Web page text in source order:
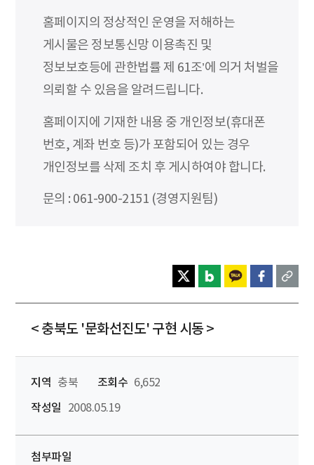
홈페이지의 정상적인 운영을 저해하는
게시물은 정보통신망 이용촉진 및
정보보호등에 관한법률 제 61조’에 의거 처벌을
의뢰할 수 있음을 알려드립니다.
홈페이지에 기재한 내용 중 개인정보(휴대폰
번호, 계좌 번호 등)가 포함되어 있는 경우
개인정보를 삭제 조치 후 게시하여야 합니다.
문의 : 061-900-2151 (경영지원팀)
< 충북도 '문화선진도' 구현 시동 >
지역 충북 조회수 6,652
작성일
2008.05.19
첨부파일